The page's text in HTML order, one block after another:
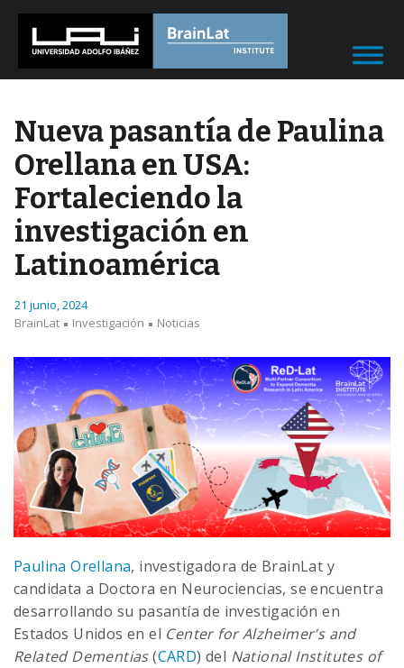
Nueva pasantía de Paulina
Orellana en USA:
Fortaleciendo la
investigación en
Latinoamérica
21 junio, 2024
BrainLat
Investigación Noticias
Paulina Orellana, investigadora de BrainLat y
candidata a Doctora en Neurociencias, se encuentra
desarrollando su pasantía de investigación en
Estados Unidos en el Center for Alzheimer’s and
Related Dementias(CARD) del National Institutes of